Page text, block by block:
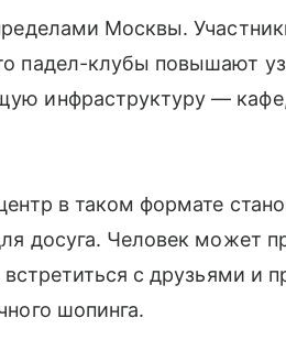
Москвы.
падел-клубы повышают
инфраструктуру —
в таком формате
досуга. Человек может
встретиться с друзьями и
шопинга.